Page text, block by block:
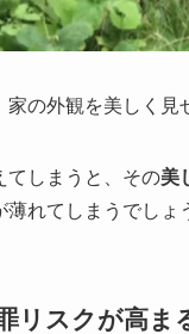
の外観を美しく見
てしまうと、その美
れてしまうでしょ
リスクが高ま